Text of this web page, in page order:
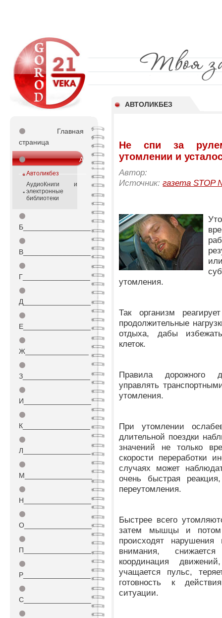
АВТОЛИКБЕЗ
⚫
Главная
страница
⚫А
_________________
Автоликбез
АудиоКниги и
электронные
библиотеки
⚫
Б_________________
⚫
В_________________
⚫
Г_________________
⚫
Д_________________
⚫
Е_________________
⚫
Ж________________
⚫
З_________________
⚫
И_________________
⚫
К_________________
⚫
Л_________________
⚫
М_________________
⚫
Н_________________
⚫
О_________________
⚫
П_________________
⚫
Р_________________
⚫
С_________________
⚫
Не спи за
утомлении и
Автор:
Источник:газета STOP
утомления.
Так организм
продолжительные
отдыха, дабы
клеток.
Правила дорожного
управлять
утомления.
При утомлении
длительной поездки
значений не только
скорости переработки
случаях может
очень быстрая
переутомления.
Быстрее всего
затем мышцы и потом
происходят
внимания,
координация
учащается пульс,
готовность к
ситуации.